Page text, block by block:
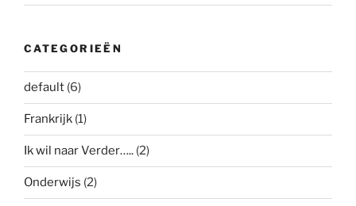
CATEGORIEËN
default (6)
Frankrijk (1)
Ik wil naar Verder….. (2)
Onderwijs (2)